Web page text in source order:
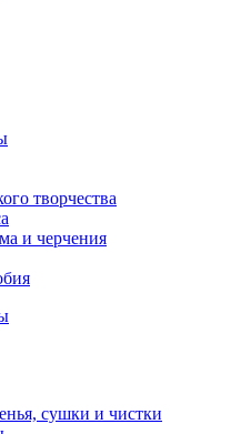
творчества
и черчения
сушки и чистки